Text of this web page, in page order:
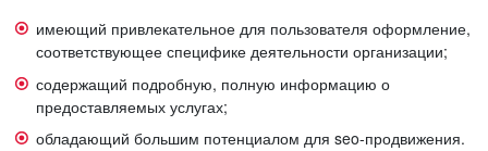
имеющий привлекательное для пользователя оформление,
соответствующее специфике деятельности организации;
содержащий подробную, полную информацию о
предоставляемых услугах;
обладающий большим потенциалом для seo-продвижения.